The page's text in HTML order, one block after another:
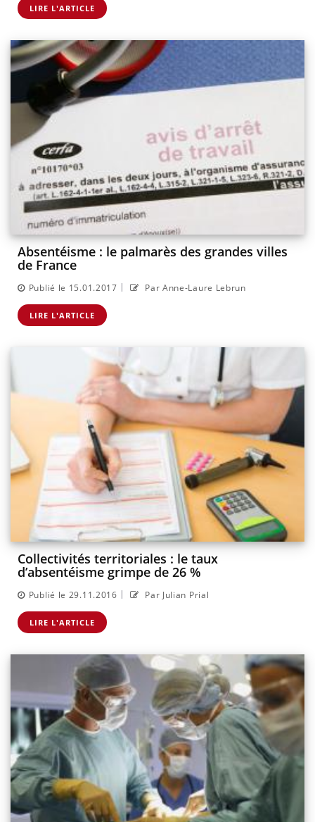
LIRE L'ARTICLE
Absentéisme : le palmarès des grandes villes
de France
Publié le 15.01.2017 | Par Anne-Laure Lebrun
LIRE L'ARTICLE
Collectivités territoriales : le taux
d’absentéisme grimpe de 26 %
Publié le 29.11.2016 | Par Julian Prial
LIRE L'ARTICLE